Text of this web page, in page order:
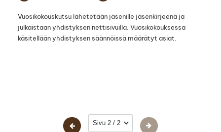
Vuosikokouskutsu lähetetään jäsenille jäsenkirjeenä ja
julkaistaan yhdistyksen nettisivuilla. Vuosikokouksessa
käsitellään yhdistyksen säännöissä määrätyt asiat.
Sivun valinta